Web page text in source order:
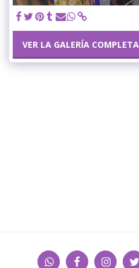
VER LA GALERÍA COMPLETA